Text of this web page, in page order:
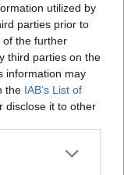
utilized by
parties prior to
of the further
third parties on the
information may
the IAB’s List of
disclose it to other
29
le
Recherche
Entrez un